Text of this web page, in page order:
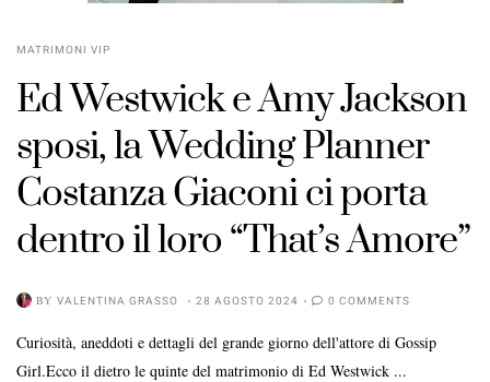
MATRIMONI VIP
Ed Westwick e Amy Jackson
sposi, la Wedding Planner
Costanza Giaconi ci porta
dentro il loro “That’s Amore”
BY VALENTINA GRASSO 28 AGOSTO 2024 0 COMMENTS
Curiosità, aneddoti e dettagli del grande giorno dell'attore di Gossip
Girl.Ecco il dietro le quinte del matrimonio di Ed Westwick ...